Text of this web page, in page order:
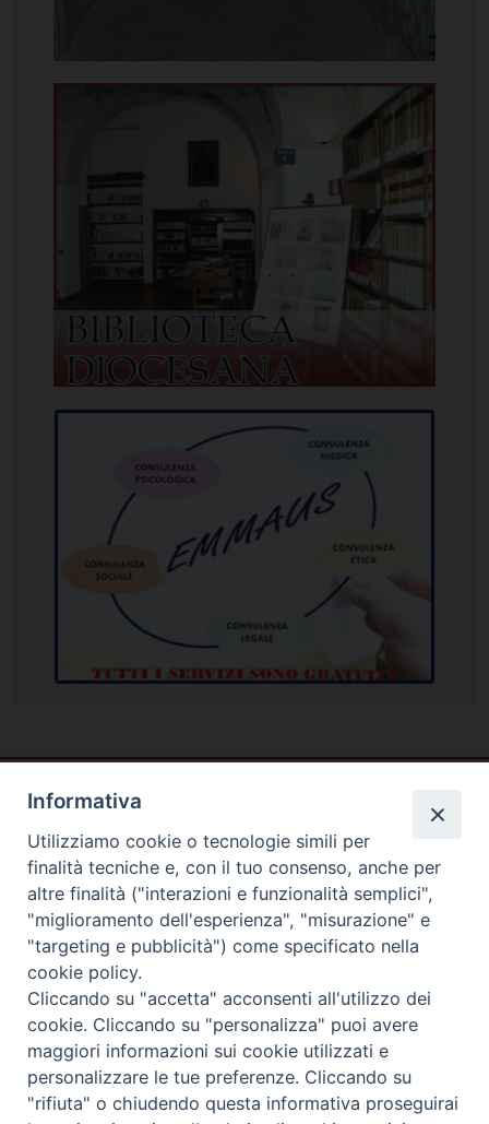
Piazza Duomo
81057 TEANO (CE)
Tel. 0823875428
Informativa
Utilizziamo cookie o tecnologie simili per
finalità tecniche e, con il tuo consenso, anche per
altre finalità ("interazioni e funzionalità semplici",
"miglioramento dell'esperienza", "misurazione" e
"targeting e pubblicità") come specificato nella
cookie policy.
Cliccando su "accetta" acconsenti all'utilizzo dei
cookie. Cliccando su "personalizza" puoi avere
maggiori informazioni sui cookie utilizzati e
personalizzare le tue preferenze. Cliccando su
"rifiuta" o chiudendo questa informativa proseguirai